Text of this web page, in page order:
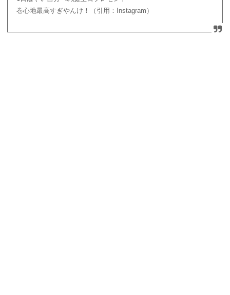
巻心地最高すぎやんけ！（引用：Instagram）